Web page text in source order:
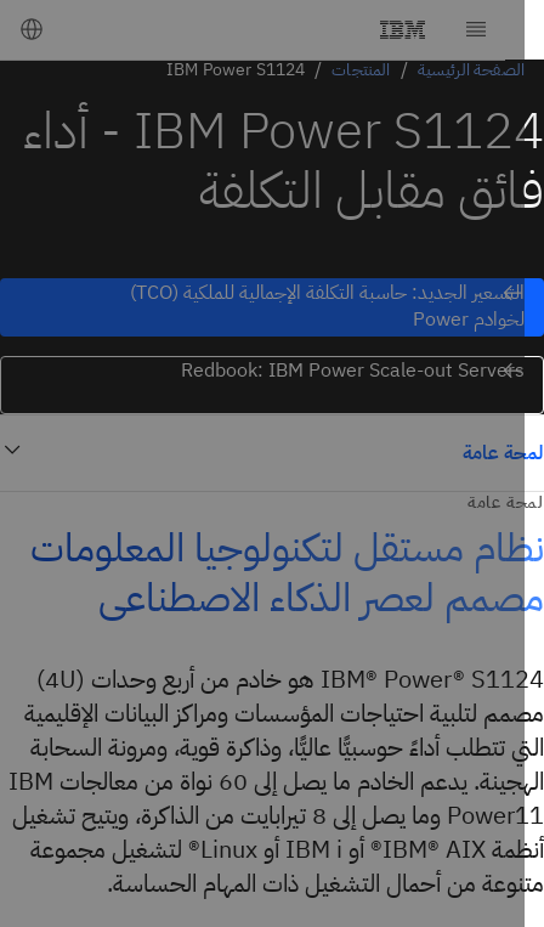
الصفحة الرئيسية المنتجات IBM Power S1124
IBM Power S1124 - أداء
مقابل التكلفة
التسعير الجديد: حاسبة التكلفة الإجمالية للملكية (TCO)
لخوادم Power
Redbook: IBM Power Scale-out Servers
عامة
عامة
مستقل لتكنولوجيا المعلومات
لعصر الذكاء الاصطناعي
IBM® Power® S1124 هو خادم من أربع وحدات (4U)
لتلبية احتياجات المؤسسات ومراكز البيانات الإقليمية
تتطلب أداءً حوسبيًّا عاليًّا، وذاكرة قوية، ومرونة السحابة
الهجينة. يدعم الخادم ما يصل إلى 60 نواة من معالجات IBM
Power11 وما يصل إلى 8 تيرابايت من الذاكرة، ويتيح تشغيل
أنظمة IBM® AIX® أو IBM i أو Linux® لتشغيل مجموعة
من أحمال التشغيل ذات المهام الحساسة.